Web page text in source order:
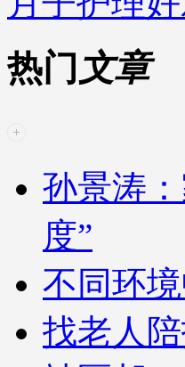
热门 文章
孙景涛
度”
不同环
找老人